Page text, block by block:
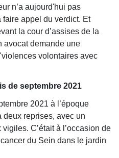
n’a aujourd'hui pas
faire appel du verdict. Et
la cour d’assises de la
avocat demande une
volontaires avec
de septembre 2021
2021 à l’époque
deux reprises, avec un
C’était à l’occasion de
du Sein dans le jardin